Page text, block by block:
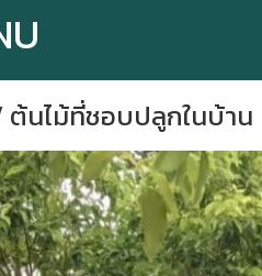
ต้นไม้ที่ชอบปลูกในบ้าน